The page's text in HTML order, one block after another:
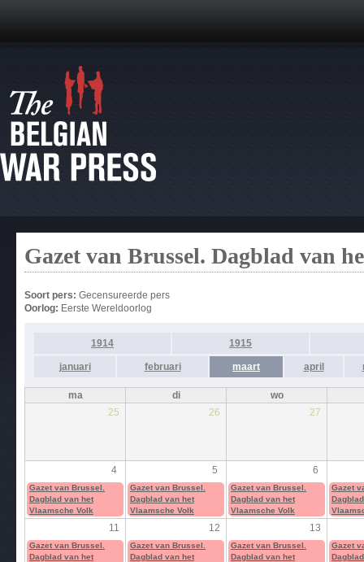
Gazet van Brussel. Dagblad van
Soort pers: Gecensureerde pers
Oorlog: Eerste Wereldoorlog
1914 1915
januari februari maart april
ma di
wo
25
26 27
4 5 6
Gazet van Brussel.
Dagblad van het
Vlaamsche Volk
Gazet van Brussel.
Dagblad van het
Vlaamsche Volk
Gazet van Brussel.
Dagblad van het
Vlaamsche Volk
Gazet
11 12 13
Gazet van Brussel.
Dagblad van het
Gazet van Brussel.
Dagblad van het
Gazet van Brussel.
Dagblad van het
Gazet